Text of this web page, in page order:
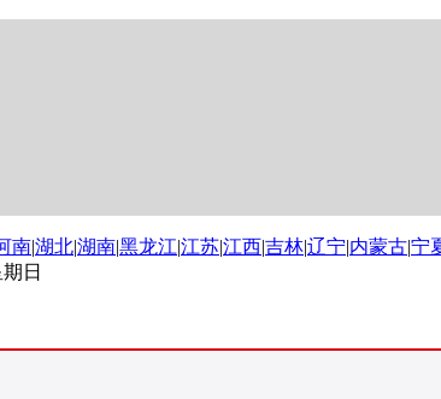
南|湖北|湖南|黑龙江|江苏|江西|吉林|辽宁|内蒙古|宁
日